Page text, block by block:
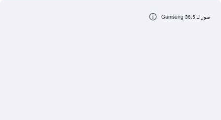
صور لـ Gamsung 36.5